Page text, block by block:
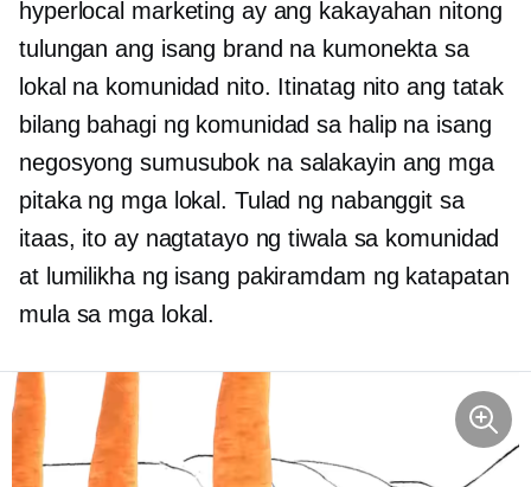
hyperlocal marketing ay ang kakayahan nitong
tulungan ang isang brand na kumonekta sa
lokal na komunidad nito. Itinatag nito ang tatak
bilang bahagi ng komunidad sa halip na isang
negosyong sumusubok na salakayin ang mga
pitaka ng mga lokal. Tulad ng nabanggit sa
itaas, ito ay nagtatayo ng tiwala sa komunidad
at lumilikha ng isang pakiramdam ng katapatan
mula sa mga lokal.